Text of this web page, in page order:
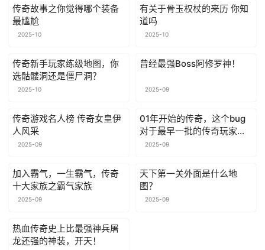
传奇故事之你觉得哪个装备
最尴尬
2025-10
有关于骨玉权杖的来历 你知
道吗
2025-10
传奇新手玩家练级地图，你
选骷髅洞还是僵尸洞？
2025-10
曾经最强Boss阿修罗神！
2025-09
传奇游戏名人榜 传奇女皇伊
人风采
2025-09
01年开始的传奇，这个bug
对于最早一批的传奇玩家来
说应该记忆尤新吧#热血传奇
2025-09
加入霸气，一生霸气，传奇
十大家族之霸气家族
2025-09
天下第一关外面是什么地
图？
2025-09
热血传奇史上比最强神兵屠
龙还强的神装，开天！